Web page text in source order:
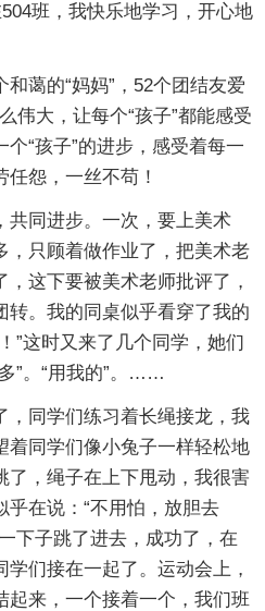
班，我快乐地学习，开心地
蔼的“妈妈”，52个团结友爱
伟大，让每个“孩子”都能感受
“孩子”的进步，感受着每一
怨，一丝不苟！
共同进步。一次，要上美术
，只顾着做作业了，把美术老
这下要被美术老师批评了，
转。我的同桌似乎看穿了我的
”这时又来了几个同学，她们
”。“用我的”。……
，同学们练习着长绳接龙，我
着同学们像小兔子一样轻松地
了，绳子在上下甩动，我很害
在说：“不用怕，放胆去
下子跳了进去，成功了，在
们接在一起了。运动会上，
起来，一个接着一个，我们班